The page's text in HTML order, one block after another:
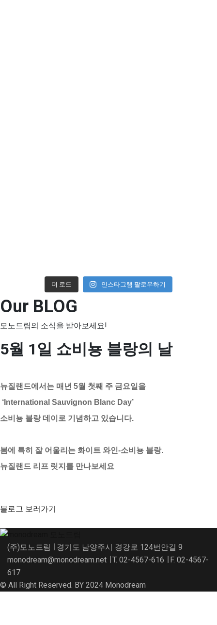
더 로드 인스타그램 팔로우하기
Our BLOG
모노드림의 소식을 받아보세요!
5월 1일 쇼비뇽 블랑의 날
뉴질랜드에서는 매년 5월 첫째 주 금요일을
‘International Sauvignon Blanc Day’
소비뇽 블랑 데이로 기념하고 있습니다.
봄에 특히 잘 어울리는 화이트 와인-소비뇽 블랑.
뉴질랜드 리프 릿지를 만나보세요
블로그 보러가기
(주)모노드림 ∣ 경기도 남양주시 경강로 124번안길 9
monodream@monodream.net ∣ T. 02-4567-616 ∣ F. 02-4567-
617
© All Right Reserved. BY 2024 Monodream